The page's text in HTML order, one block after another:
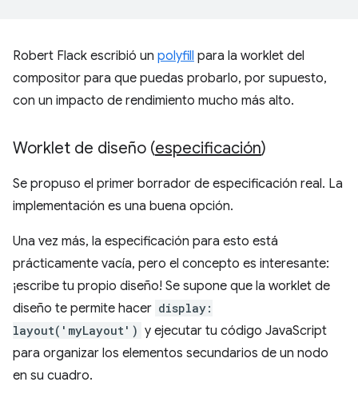
Robert Flack escribió un polyfill para la worklet del
compositor para que puedas probarlo, por supuesto,
con un impacto de rendimiento mucho más alto.
Worklet de diseño (especificación)
Se propuso el primer borrador de especificación real. La
implementación es una buena opción.
Una vez más, la especificación para esto está
prácticamente vacía, pero el concepto es interesante:
¡escribe tu propio diseño! Se supone que la worklet de
diseño te permite hacer display:
layout('myLayout') y ejecutar tu código JavaScript
para organizar los elementos secundarios de un nodo
en su cuadro.